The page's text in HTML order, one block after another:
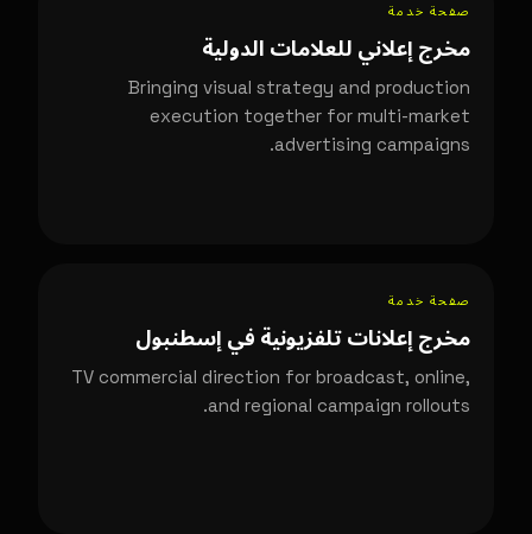
صفحة خدمة
مخرج إعلاني للعلامات الدولية
Bringing visual strategy and production
execution together for multi-market
advertising campaigns.
صفحة خدمة
مخرج إعلانات تلفزيونية في إسطنبول
TV commercial direction for broadcast, online,
and regional campaign rollouts.